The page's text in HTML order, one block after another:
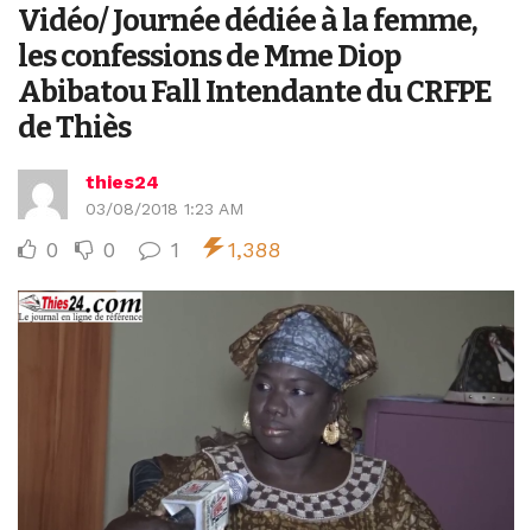
Vidéo/ Journée dédiée à la femme,
les confessions de Mme Diop
Abibatou Fall Intendante du CRFPE
de Thiès
thies24
03/08/2018 1:23 AM
0 0 1 1,388